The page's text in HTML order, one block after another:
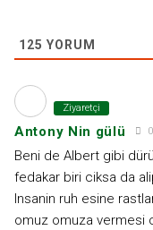
125 YORUM
Ziyaretçi
Antony Nin gülü
Beni de Albert gibi
fedakar biri ciksa da
Insanin ruh esine
omuz omuza vermesi